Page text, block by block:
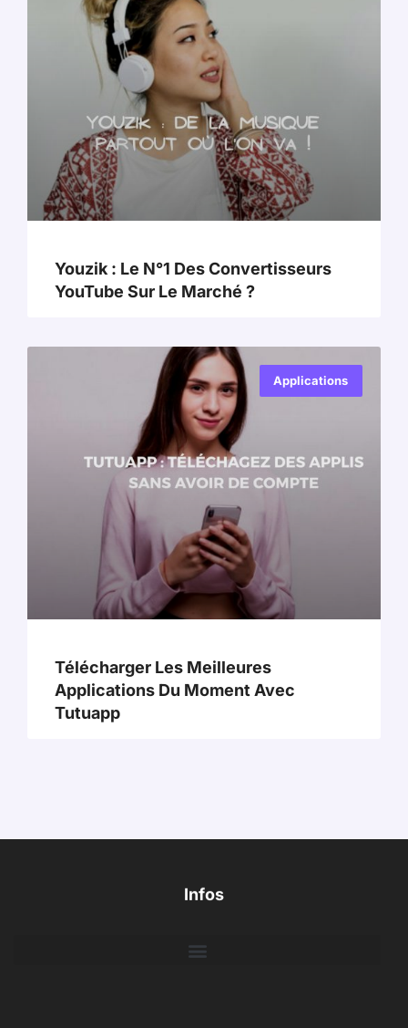
Youzik : Le N°1 Des Convertisseurs
YouTube Sur Le Marché ?
Applications
Télécharger Les Meilleures
Applications Du Moment Avec
Tutuapp
Infos